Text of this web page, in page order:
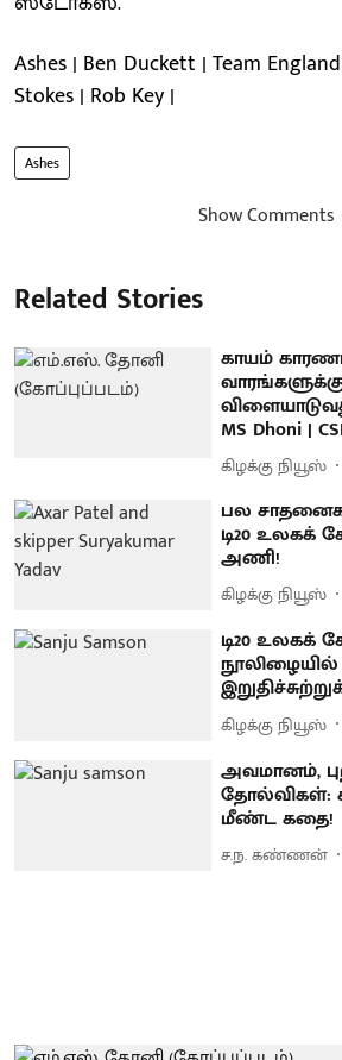
Ashes | Ben Duckett | Team
Stokes | Rob Key |
Ashes
Show Comments
Related Stories
காயம்
MS Dhoni |
கிழக்கு நியூஸ்
பல
டி20
அணி!
கிழக்கு நியூஸ்
டி20 உலகக்
கிழக்கு நியூஸ்
அவமானம்,
தோல்விகள்:
மீண்ட கதை!
ச.ந. கண்ணன்